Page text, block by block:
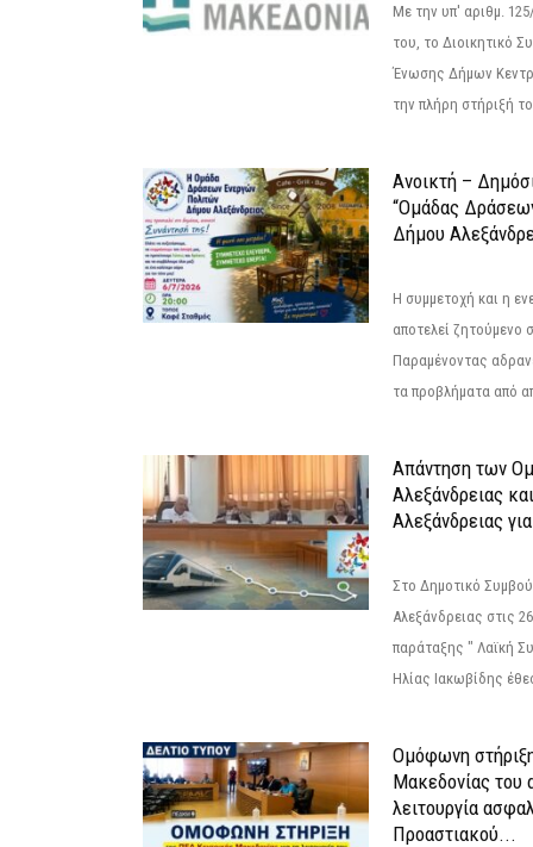
Με την υπ' αριθμ.
του, το Διοικητικό
Ένωσης Δήμων
την πλήρη στήριξή
Ανοικτή –
“Ομάδας
Δήμου
Η συμμετοχή και η
αποτελεί ζητούμενο
Παραμένοντας
τα προβλήματα από
Απάντηση των
Αλεξάνδρειας
Αλεξάνδρειας
Στο Δημοτικό
Αλεξάνδρειας στις
παράταξης " Λαϊκή
Ηλίας Ιακωβίδης
Ομόφωνη
Μακεδονίας του
λειτουργία
Προαστιακού...